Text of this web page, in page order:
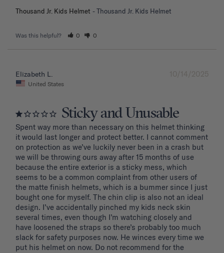
Thousand Jr. Kids Helmet Thousand Jr. Kids Helmet
Was this helpful? 0 0
10/14/2025
Elizabeth L.
United States
Sticky and Unusable
Spent way more than necessary on this helmet thinking
it would last longer and protect better. I cannot comment
on protection as we’ve luckily never been in a crash but
we will be throwing ours away after 15 months of use
because the entire exterior is a sticky mess, which
seems to be a common complaint from other users of
the matte finish helmets, which is a bummer since I just
bought one for myself. The chin clip is also not an ideal
design. I’ve accidentally pinched my kids neck skin
several times, even though I’m watching closely and
have loosened the straps so there’s probably too much
slack for safety purposes now. He winces every time we
put his helmet on now. Do not recommend for the